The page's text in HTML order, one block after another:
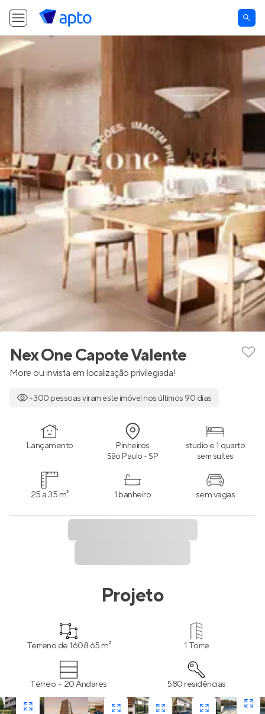
Nex One Capote Valente
More ou invista em localização privilegiada!
+300 pessoas viram este imóvel nos últimos 90 dias
Lançamento Pinheiros
São Paulo - SP
studio e 1 quarto
sem suítes
25 a 35 m² 1 banheiro sem vagas
Projeto
Terreno de 1608.65 m² 1 Torre
Térreo + 20 Andares 580 residências